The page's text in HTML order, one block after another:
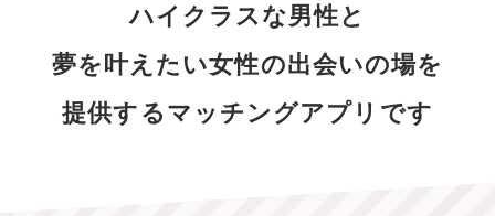
ハイクラスな男性と
夢を叶えたい女性の出会いの場を
提供するマッチングアプリです